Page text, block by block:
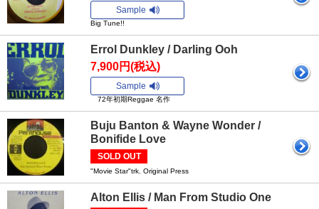
Sample
Big Tune!!
Errol Dunkley / Darling Ooh
7,900円(税込)
Sample
72年初期Reggae 名作
Buju Banton & Wayne Wonder /
Bonifide Love
SOLD OUT
"Movie Star"trk. Original Press
Alton Ellis / Man From Studio One